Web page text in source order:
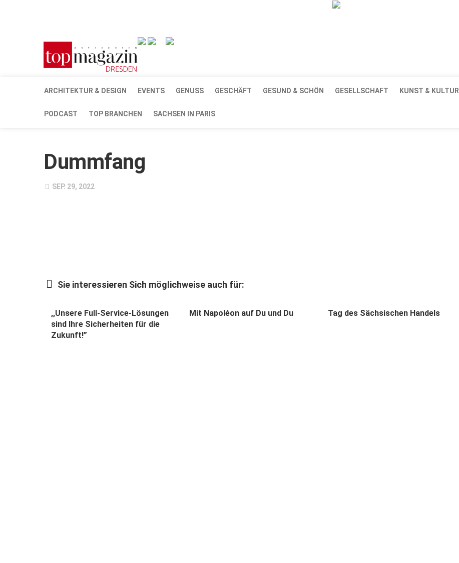
ARCHITEKTUR & DESIGN EVENTS GENUSS GESCHÄFT GESUND & SCHÖN GESELLSCHAFT KUNST & KULTUR
PODCAST TOP BRANCHEN SACHSEN IN PARIS
Dummfang
SEP. 29, 2022
Sie interessieren Sich möglichweise auch für:
,,Unsere Full-Service-Lösungen
sind Ihre Sicherheiten für die
Zukunft!”
Mit Napoléon auf Du und Du Tag des Sächsischen Handels